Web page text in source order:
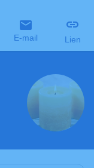
E-mail Lien